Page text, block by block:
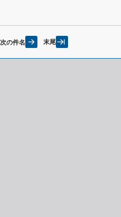
次の件名 末尾